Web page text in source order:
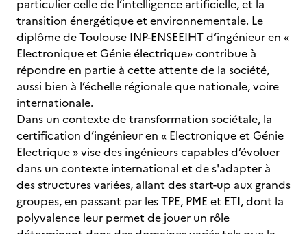
particulier celle de l’intelligence artificielle, et la
transition énergétique et environnementale. Le
diplôme de Toulouse INP-ENSEEIHT d’ingénieur en «
Electronique et Génie électrique» contribue à
répondre en partie à cette attente de la société,
aussi bien à l’échelle régionale que nationale, voire
internationale.
Dans un contexte de transformation sociétale, la
certification d’ingénieur en « Electronique et Génie
Electrique » vise des ingénieurs capables d’évoluer
dans un contexte international et de s'adapter à
des structures variées, allant des start-up aux grands
groupes, en passant par les TPE, PME et ETI, dont la
polyvalence leur permet de jouer un rôle